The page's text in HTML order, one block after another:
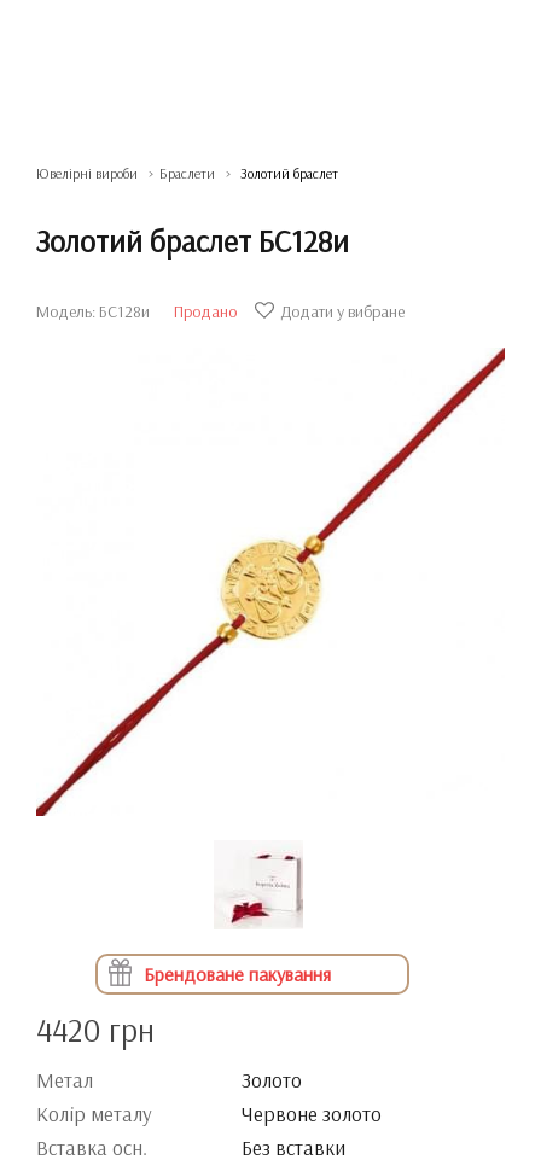
Ювелірні вироби Браслети Золотий браслет
Золотий браслет БС128и
Модель: БС128и Продано Додати у вибране
Брендоване пакування
4420 грн
Метал
Золото
Колір металу
Червоне золото
Вставка осн.
Без вставки